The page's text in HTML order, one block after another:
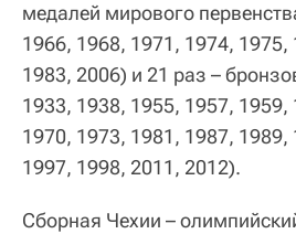
медалей мирового
1966, 1968, 1971, 1974, 1975,
1983, 2006) и 21 раз –
1933, 1938, 1955, 1957, 1959,
1970, 1973, 1981, 1987, 1989,
1997, 1998, 2011, 2012).
Сборная Чехии –